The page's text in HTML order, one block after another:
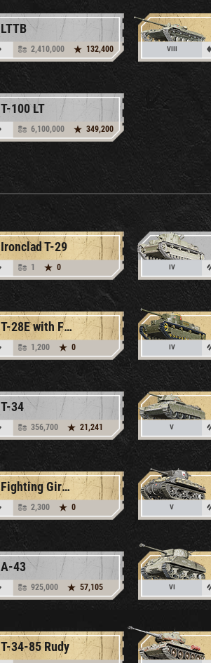
LTTB
2,410,000 132,400 VIII
T-100 LT
6,100,000 349,200
Ironclad T-29
1 0 IV
T-28E with F-30
1,200 0 IV
T-34
356,700 21,241 V
Fighting Girlfriend T-34
2,300 0 V
A-43
925,000 57,105 VI
T-34-85 Rudy